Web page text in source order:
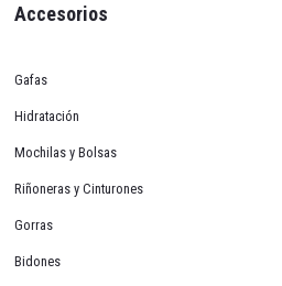
Accesorios
Gafas
Hidratación
Mochilas y Bolsas
Riñoneras y Cinturones
Gorras
Bidones
gratis! Puedes canjearlos
para lograr la
para ofrecer el máximo